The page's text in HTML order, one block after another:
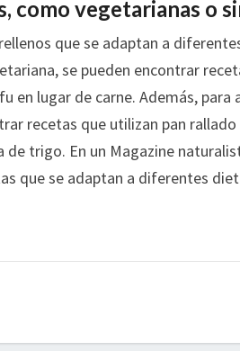
como vegetarianas o
que se adaptan a
se pueden encontrar
lugar de carne. Además, para
recetas que utilizan pan
trigo. En un Magazine
que se adaptan a diferentes